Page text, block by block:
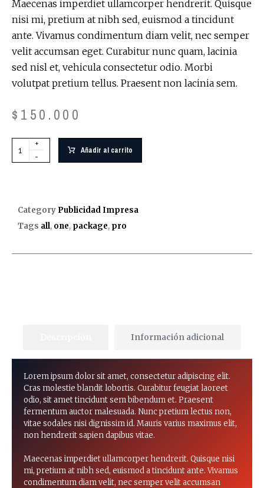
Maecenas imperdiet ullamcorper hendrerit. Quisque
nisi mi, pretium at nibh sed, euismod a tincidunt
ante. Vivamus condimentum diam velit, nec semper
velit accumsan eget. Curabitur nunc quam, lacinia
sed nisl et, vehicula consectetur odio. Morbi
volutpat pretium tellus. Praesent non lacinia sem.
$ 150.000
+
-
Añadir al carrito
Category Publicidad Impresa
Tags all, one, package, pro
Información adicional
Lorem ipsum dolor sit amet, consectetur adipiscing elit.
Cras molestie blandit lobortis. Curabitur feugiat laoreet
odio, sit amet tincidunt sem bibendum et. Praesent
fermentum auctor malesuada. Nunc pretium lectus non,
vitae sodales nisi dignissim id. Mauris varius maximus elit,
non hendrerit sapien dapibus vitae.
Maecenas imperdiet ullamcorper hendrerit. Quisque nisi
mi, pretium at nibh sed, euismod a tincidunt ante. Vivamus
condimentum diam velit, nec semper velit accumsan